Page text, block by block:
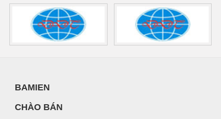
BAMIEN
CHÀO BÁN